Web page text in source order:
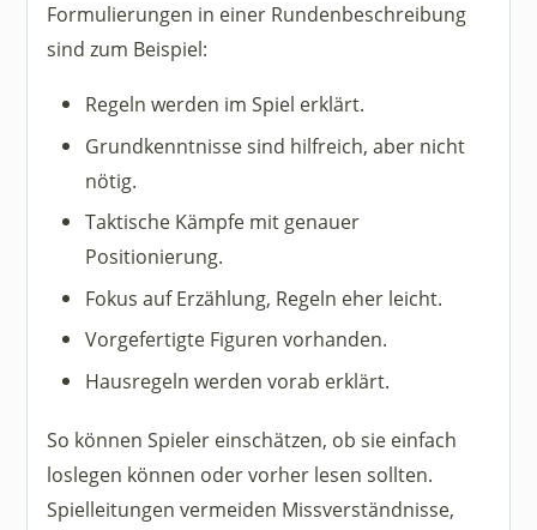
Formulierungen in einer Rundenbeschreibung
sind zum Beispiel:
Regeln werden im Spiel erklärt.
Grundkenntnisse sind hilfreich, aber nicht
nötig.
Taktische Kämpfe mit genauer
Positionierung.
Fokus auf Erzählung, Regeln eher leicht.
Vorgefertigte Figuren vorhanden.
Hausregeln werden vorab erklärt.
So können Spieler einschätzen, ob sie einfach
loslegen können oder vorher lesen sollten.
Spielleitungen vermeiden Missverständnisse,